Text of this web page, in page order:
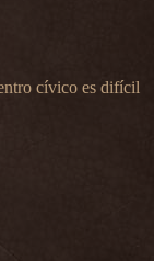
cívico es difícil